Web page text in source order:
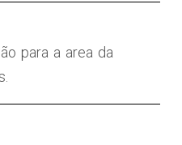
para a area da